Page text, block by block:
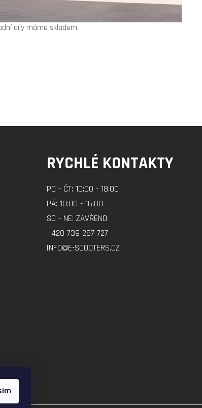
díly máme skladem.
RYCHLÉ KONTAKTY
PO - ČT: 10:00 - 18:00
PÁ: 10:00 - 16:00
SO - NE: ZAVŘENO
+420 739 287 727
INFO@E-SCOOTERS.CZ